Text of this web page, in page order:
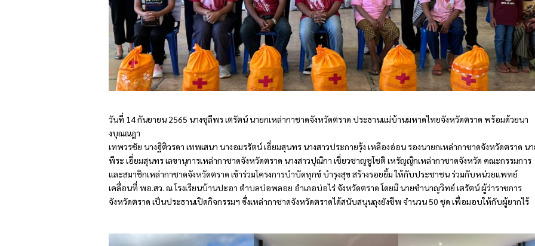
วันที่ 14 กันยายน 2565 นางชุลีพร เตรัตน์ นายกเหล่ากาชาดจังหวัดตราด ประธานแม่บ้านมหาดไทยจังหวัดตราด พร้อมด้วยนา
งบุณณฎา
เทพวรชัย นางฐิติวรดา เทพเสนา นางอมรรัตน์ เอี่ยมสุนทร นางสาวประกายรุ้ง เหลืองอ่อน รองนายกเหล่ากาชาดจังหวัดตราด น
พีระ เอี่ยมสุนทร เลขานุการเหล่ากาชาดจังหวัดตราด นางสาวปุณิกา เชี่ยวชาญชูโชติ เหรัญญิกเหล่ากาชาดจังหวัด คณะกรรมการ
และสมาชิกเหล่ากาชาดจังหวัดตราด เข้าร่วมโครงการบำบัดทุกข์ บำรุงสุข สร้างรอยยิ้ม ให้กับประชาชน ร่วมกับหน่วยแพทย์
เคลื่อนที่ พอ.สว. ณ โรงเรียนบ้านปะอา ตำบลบ่อพลอย อำเภอบ่อไร่ จังหวัดตราด โดยมี นายชำนาญวิทย์ เตรัตน์ ผู้ว่าราชการ
จังหวัดตราด เป็นประธานเปิดกิจกรรมฯ ซึ่งเหล่ากาชาดจังหวัดตราดได้สนับสนุนถุงยังชีพ จำนวน 50 ชุด เพื่อมอบให้กับผู้ยากไร้